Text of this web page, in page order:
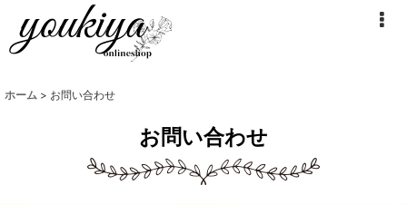
ホーム > お問い合わせ
お問い合わせ